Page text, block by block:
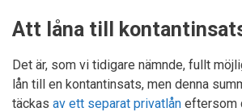
Att låna till
Det är, som vi tidigare nämnde, fullt
lån till en kontantinsats, men denna
täckas av ett separat privatlån eftersom